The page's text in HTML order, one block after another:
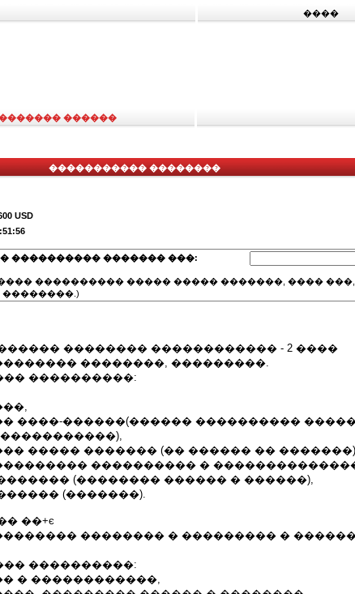
����
������
����������� ��������
USD
���������� ������� ���:
���������� ����� ����� �������, ����
�������� ������������ - 2 ����
��������, ���������.
����������:
����-������(������ ����������
����� ������� (�� ������ ��
���������� �
(�������� ������ � ������),
(�������).
��+є
�������� � ��������� �
����������:
� ������������,